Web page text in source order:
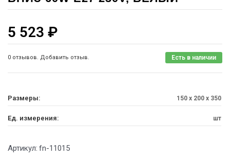
5 523 ₽
0 отзывов. Добавить отзыв. Есть в наличии
Размеры: 150 x 200 x 350
Ед. измерения: шт
Артикул: fn-11015